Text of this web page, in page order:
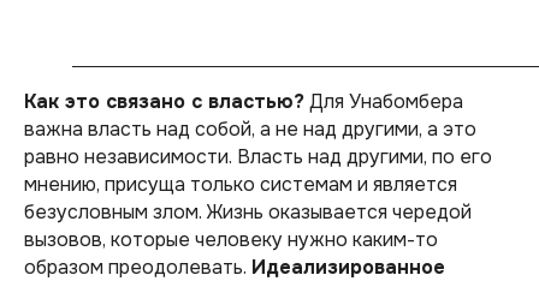
Как это связано с властью?Для Унабомбера
важна власть над собой, а не над другими, а это
равно независимости. Власть над другими, по его
мнению, присуща только системам и является
безусловным злом. Жизнь оказывается чередой
вызовов, которые человеку нужно каким-то
образом преодолевать. Идеализированное